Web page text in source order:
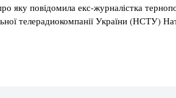
яку повідомила екс-журналістка
телерадиокомпанії України (НСТУ)